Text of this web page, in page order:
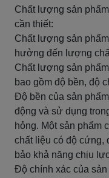
Chất lượng sản
cần thiết:
Chất lượng sản
hưởng đến lượng
Chất lượng sản
bao gồm độ bền, độ
Độ bền của sản
động và sử dụng
hỏng. Một sản phẩm
chất liệu có độ cứng,
bảo khả năng chịu
Độ chính xác của